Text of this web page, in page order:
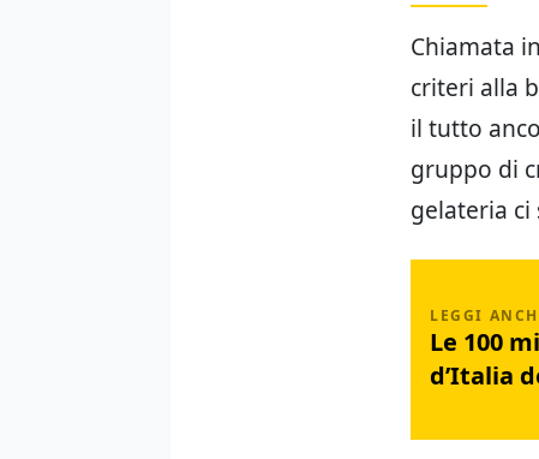
Chiamata
criteri alla
il tutto
gruppo di
gelateria ci
Le 100
d’Italia